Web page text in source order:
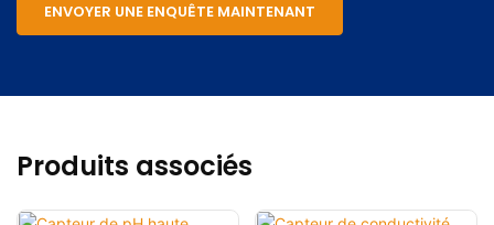
ENVOYER UNE ENQUÊTE MAINTENANT
Produits associés